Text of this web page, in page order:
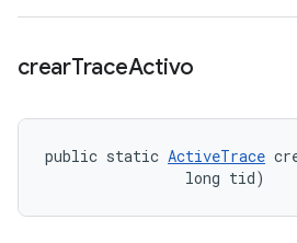
crearTraceActivo
public static ActiveTrace
                long tid)